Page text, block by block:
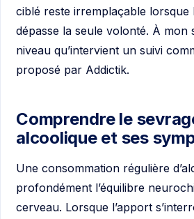
ciblé reste irremplaçable lorsque
dépasse la seule volonté. À mon
niveau qu’intervient un suivi
proposé par Addictik.
Comprendre le
alcoolique et ses
Une consommation régulière
profondément l’équilibre
cerveau. Lorsque l’apport